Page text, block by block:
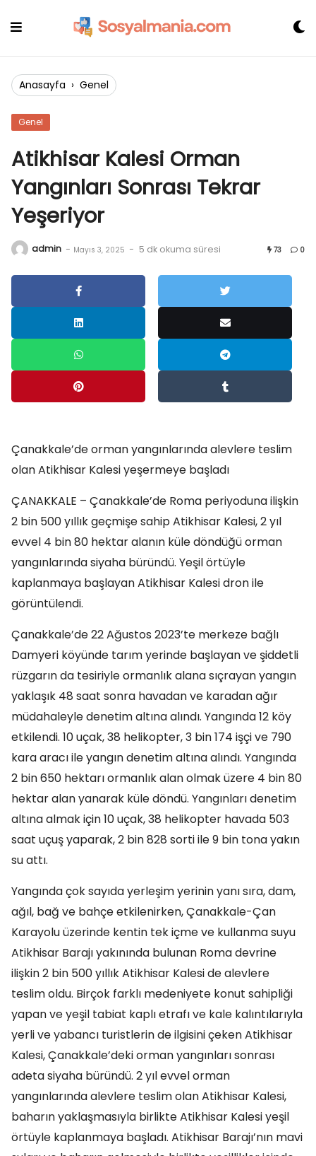
Anasayfa › Genel
Genel
Atikhisar Kalesi Orman
Yangınları Sonrası Tekrar
Yeşeriyor
admin - Mayıs 3, 2025 - 5 dk okuma süresi 73 0
Çanakkale’de orman yangınlarında alevlere teslim
olan Atikhisar Kalesi yeşermeye başladı
ÇANAKKALE – Çanakkale’de Roma periyoduna ilişkin
2 bin 500 yıllık geçmişe sahip Atikhisar Kalesi, 2 yıl
evvel 4 bin 80 hektar alanın küle döndüğü orman
yangınlarında siyaha büründü. Yeşil örtüyle
kaplanmaya başlayan Atikhisar Kalesi dron ile
görüntülendi.
Çanakkale’de 22 Ağustos 2023’te merkeze bağlı
Damyeri köyünde tarım yerinde başlayan ve şiddetli
rüzgarın da tesiriyle ormanlık alana sıçrayan yangın
yaklaşık 48 saat sonra havadan ve karadan ağır
müdahaleyle denetim altına alındı. Yangında 12 köy
etkilendi. 10 uçak, 38 helikopter, 3 bin 174 işçi ve 790
kara aracı ile yangın denetim altına alındı. Yangında
2 bin 650 hektarı ormanlık alan olmak üzere 4 bin 80
hektar alan yanarak küle döndü. Yangınları denetim
altına almak için 10 uçak, 38 helikopter havada 503
saat uçuş yaparak, 2 bin 828 sorti ile 9 bin tona yakın
su attı.
Yangında çok sayıda yerleşim yerinin yanı sıra, dam,
ağıl, bağ ve bahçe etkilenirken, Çanakkale-Çan
Karayolu üzerinde kentin tek içme ve kullanma suyu
Atikhisar Barajı yakınında bulunan Roma devrine
ilişkin 2 bin 500 yıllık Atikhisar Kalesi de alevlere
teslim oldu. Birçok farklı medeniyete konut sahipliği
yapan ve yeşil tabiat kaplı etrafı ve kale kalıntılarıyla
yerli ve yabancı turistlerin de ilgisini çeken Atikhisar
Kalesi, Çanakkale’deki orman yangınları sonrası
adeta siyaha büründü. 2 yıl evvel orman
yangınlarında alevlere teslim olan Atikhisar Kalesi,
baharın yaklaşmasıyla birlikte Atikhisar Kalesi yeşil
örtüyle kaplanmaya başladı. Atikhisar Barajı’nın mavi